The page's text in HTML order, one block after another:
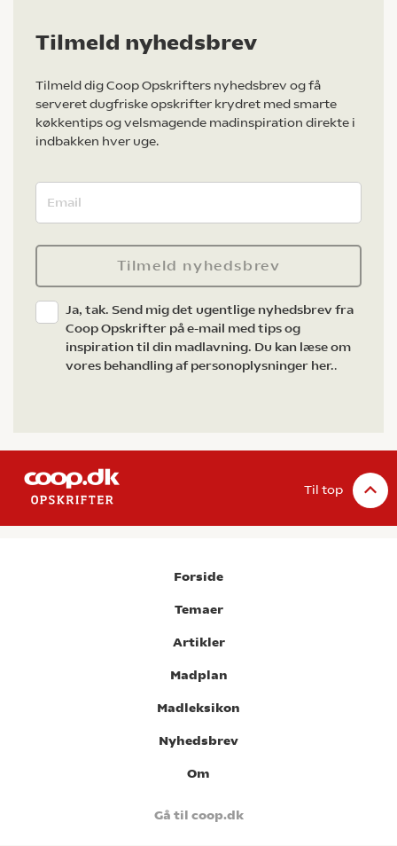
Tilmeld nyhedsbrev
Tilmeld dig Coop Opskrifters nyhedsbrev og få
serveret dugfriske opskrifter krydret med smarte
køkkentips og velsmagende madinspiration direkte i
indbakken hver uge.
Tilmeld nyhedsbrev
Ja, tak. Send mig det ugentlige nyhedsbrev fra
Coop Opskrifter på e-mail med tips og
inspiration til din madlavning. Du kan læse om
vores behandling af personoplysninger her..
Til top
Forside
Temaer
Artikler
Madplan
Madleksikon
Nyhedsbrev
Om
Gå til coop.dk